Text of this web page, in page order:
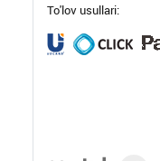
To'lov usullari: